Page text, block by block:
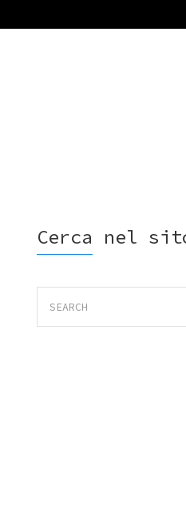
Cerca nel
for: